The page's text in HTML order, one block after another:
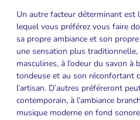
Un autre facteur déterminant est
lequel vous préférez vous faire
sa propre ambiance et son
une sensation plus traditionnelle,
masculines, à l’odeur du savon
tondeuse et au son réconfortant
l’artisan. D’autres préféreront
contemporain, à l’ambiance
musique moderne en fond